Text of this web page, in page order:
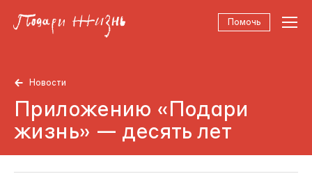
Помочь
Новости
Приложению «Подари
жизнь» — десять лет